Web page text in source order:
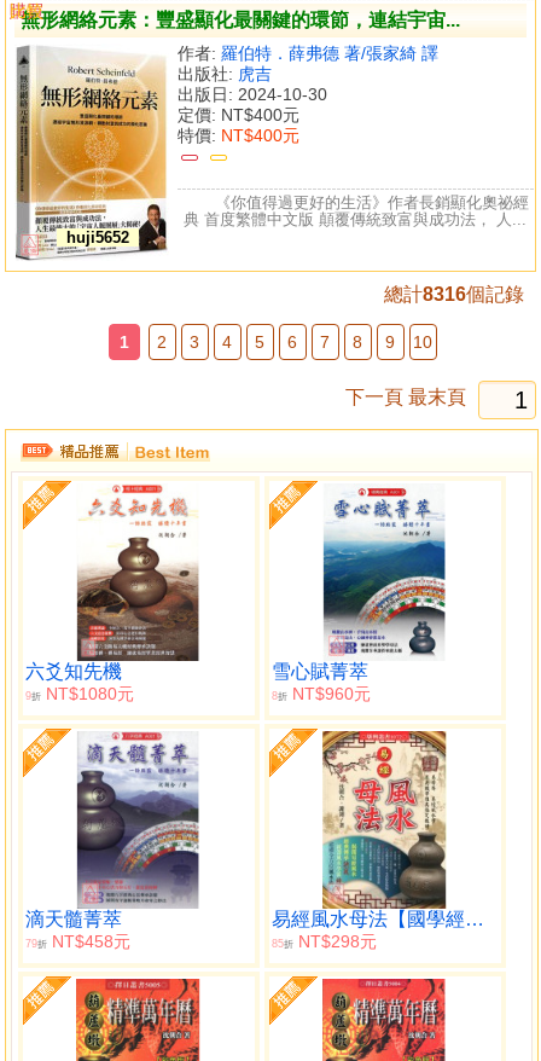
無形網絡元素：豐盛顯化最關鍵的環節，連結宇宙...
huji5652
作者: 羅伯特．薛弗德 著/張家綺 譯
出版社: 虎吉
出版日: 2024-10-30
定價: NT$400元
特價: NT$400元
購買
比較
《你值得過更好的生活》作者長銷顯化奧祕經
典 首度繁體中文版 顛覆傳統致富與成功法， 人...
總計8316個記錄
1 2 3 4 5 6 7 8 9 10
下一頁 最末頁
六爻知先機
9折 NT$1080元
雪心賦菁萃
8折NT$960元
滴天髓菁萃
79折 NT$458元
易經風水母法【國學經典】
85折NT$298元